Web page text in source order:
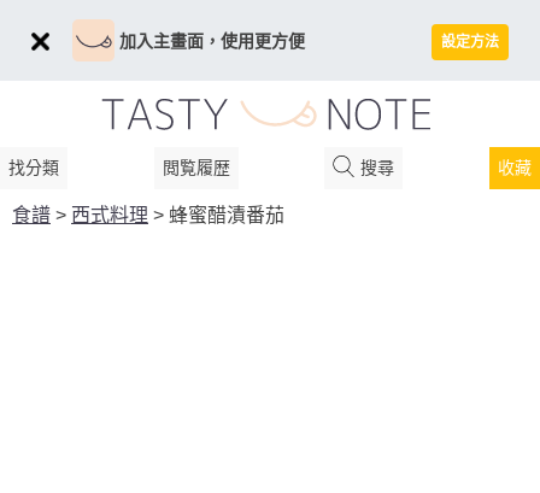
加入主畫面，使用更方便 設定方法
找分類 閲覧履歴 搜尋 收藏
食譜 > 西式料理 > 蜂蜜醋漬番茄